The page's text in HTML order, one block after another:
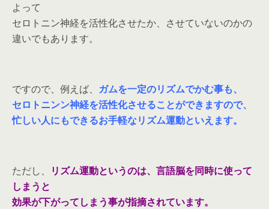
よって
セロトニン神経を活性化させたか、させていないのかの
違いでもあります。
ですので、例えば、 ガムを一定のリズムでかむ事も、
セロトニンン神経を活性化させることができますので、
忙しい人にもできるお手軽なリズム運動といえます。
ただし、
リズム運動というのは、言語脳を同時に使って
しまうと
効果が下がってしまう事が指摘されています。